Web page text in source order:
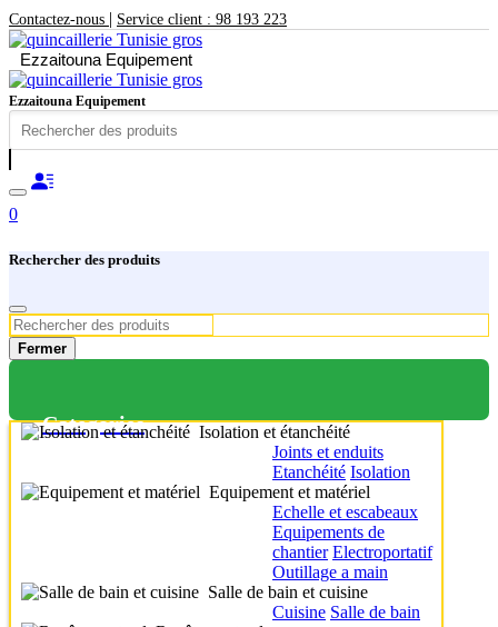
Contactez-nous | Service client : 98 193 223
Ezzaitouna Equipement
Ezzaitouna Equipement
0
Rechercher des produits
Fermer
Categories
Isolation et étanchéité
Joints et enduits
Etanchéité Isolation
Equipement et matériel
Echelle et escabeaux
Equipements de
chantier Electroportatif
Outillage a main
Salle de bain et cuisine
Cuisine Salle de bain